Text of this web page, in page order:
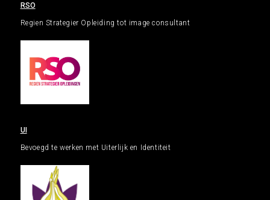
RSO
Regien Strategier Opleiding tot image consultant
UI
Bevoegd te werken met Uiterlijk en Identiteit